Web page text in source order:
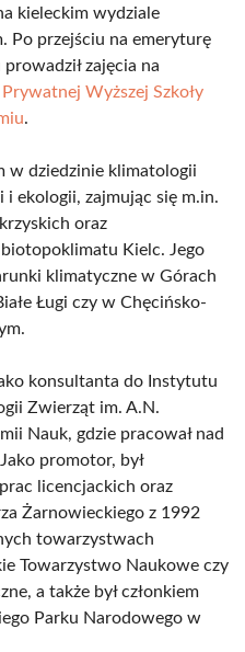
kieleckim wydziale
Po przejściu na emeryturę
zajęcia na
Prywatnej Wyższej Szkoły
.
w dziedzinie klimatologii
ekologii, zajmując się m.in.
oraz
Kielc. Jego
klimatyczne w Górach
Ługi czy w Chęcińsko-
konsultanta do Instytutu
Zwierząt im. A.N.
Nauk, gdzie pracował nad
promotor, był
licencjackich oraz
Żarnowieckiego z 1992
towarzystwach
Towarzystwo Naukowe czy
a także był członkiem
Parku Narodowego w